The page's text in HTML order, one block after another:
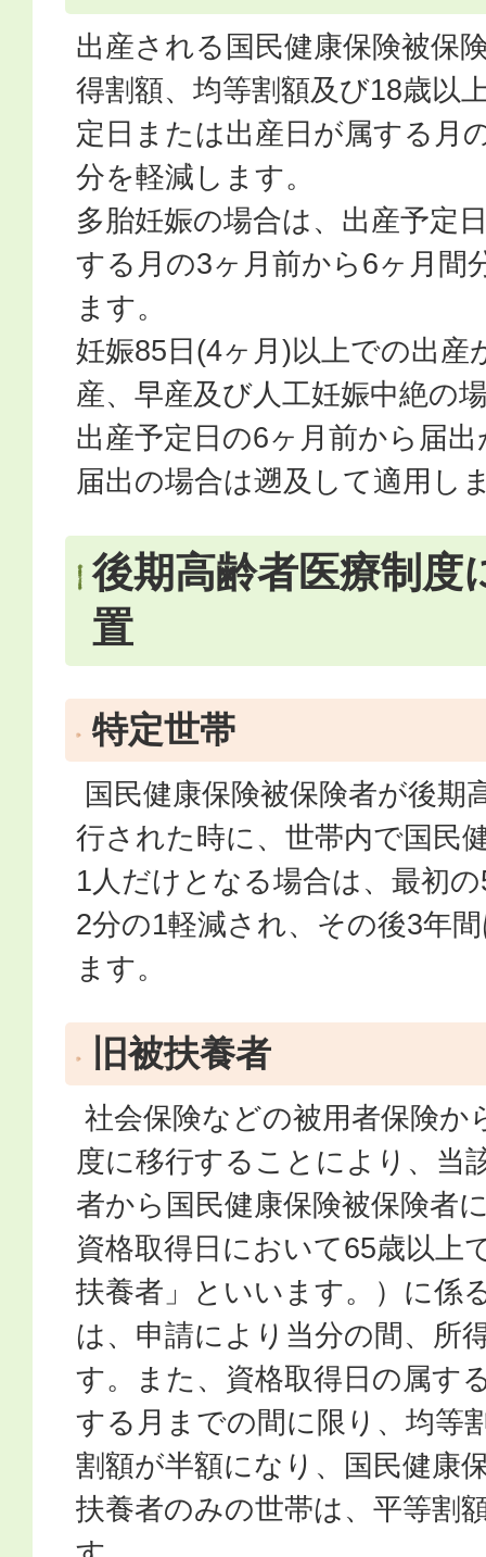
出産される国民健康保険被保
得割額、均等割額及び18歳以
定日または出産日が属する月
分を軽減します。
多胎妊娠の場合は、出産予定
する月の3ヶ月前から6ヶ月間
ます。
妊娠85日(4ヶ月)以上での出産
産、早産及び人工妊娠中絶の
出産予定日の6ヶ月前から届
届出の場合は遡及して適用し
後期高齢者医療制度
置
特定世帯
国民健康保険被保険者が後期
行された時に、世帯内で国民
1人だけとなる場合は、最初
2分の1軽減され、その後3年
ます。
旧被扶養者
社会保険などの被用者保険か
度に移行することにより、当
者から国民健康保険被保険者
資格取得日において65歳以上
扶養者」といいます。）に係
は、申請により当分の間、所
す。また、資格取得日の属す
する月までの間に限り、均等
割額が半額になり、国民健康
扶養者のみの世帯は、平等割